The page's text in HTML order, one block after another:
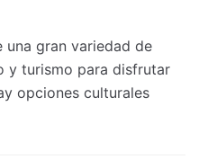
una gran variedad de
y turismo para disfrutar
opciones culturales